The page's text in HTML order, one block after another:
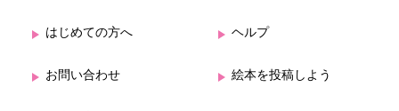
はじめての方へ ヘルプ
お問い合わせ 絵本を投稿しよう